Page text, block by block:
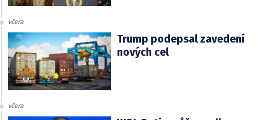
včera
Trump podepsal zavedení
nových cel
včera